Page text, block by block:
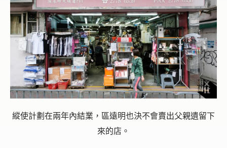
縱使計劃在兩年內結業，區遠明也決不會賣出父親遺留下
來的店。